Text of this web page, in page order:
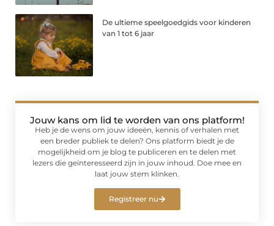
De ultieme speelgoedgids voor kinderen
van 1 tot 6 jaar
Jouw kans om lid te worden van ons platform!
Heb je de wens om jouw ideeën, kennis of verhalen met
een breder publiek te delen? Ons platform biedt je de
mogelijkheid om je blog te publiceren en te delen met
lezers die geïnteresseerd zijn in jouw inhoud. Doe mee en
laat jouw stem klinken.
Registreer nu